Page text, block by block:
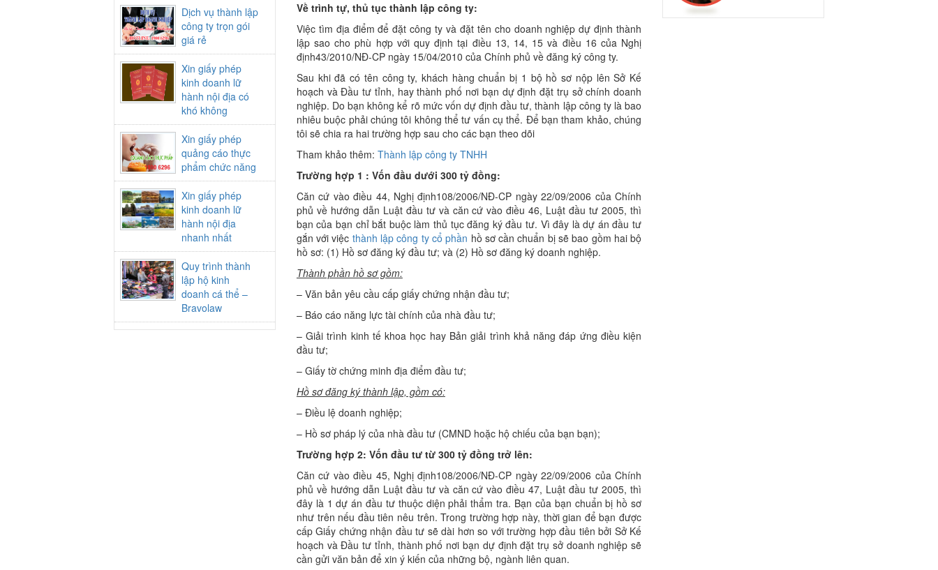
Dịch vụ thành lập
công ty trọn gói
giá rẻ
Xin giấy phép
kinh doanh lữ
hành nội địa có
khó không
Xin giấy phép
quảng cáo thực
phẩm chức năng
Xin giấy phép
kinh doanh lữ
hành nội địa
nhanh nhất
Quy trình thành
lập hộ kinh
doanh cá thể –
Bravolaw
Về trình tự, thủ tục thành lập công ty:
Việc tìm địa điểm để đặt công ty và đặt tên cho doanh nghiệp dự định thành
lập sao cho phù hợp với quy định tại điều 13, 14, 15 và điều 16 của Nghị
định43/2010/NĐ-CP ngày 15/04/2010 của Chính phủ về đăng ký công ty.
Sau khi đã có tên công ty, khách hàng chuẩn bị 1 bộ hồ sơ nộp lên Sở Kế
hoạch và Đầu tư tỉnh, hay thành phố nơi bạn dự định đặt trụ sở chính doanh
nghiệp. Do bạn không kể rõ mức vốn dự định đầu tư, thành lập công ty là bao
nhiêu buộc phải chúng tôi không thể tư vấn cụ thể. Để bạn tham khảo, chúng
tôi sẽ chia ra hai trường hợp sau cho các bạn theo dõi
Tham khảo thêm: Thành lập công ty TNHH
Trường hợp 1 : Vốn đầu dưới 300 tỷ đồng:
Căn cứ vào điều 44, Nghị định108/2006/NĐ-CP ngày 22/09/2006 của Chính
phủ về hướng dẫn Luật đầu tư và căn cứ vào điều 46, Luật đầu tư 2005, thì
bạn của bạn chỉ bắt buộc làm thủ tục đăng ký đầu tư. Vì đây là dự án đầu tư
gắn với việc thành lập công ty cổ phần hồ sơ cần chuẩn bị sẽ bao gồm hai bộ
hồ sơ: (1) Hồ sơ đăng ký đầu tư; và (2) Hồ sơ đăng ký doanh nghiệp.
Thành phần hồ sơ gồm:
– Văn bản yêu cầu cấp giấy chứng nhận đầu tư;
– Báo cáo năng lực tài chính của nhà đầu tư;
– Giải trình kinh tế khoa học hay Bản giải trình khả năng đáp ứng điều kiện
đầu tư;
– Giấy tờ chứng minh địa điểm đầu tư;
Hồ sơ đăng ký thành lập, gồm có:
– Điều lệ doanh nghiệp;
– Hồ sơ pháp lý của nhà đầu tư (CMND hoặc hộ chiếu của bạn bạn);
Trường hợp 2: Vốn đầu tư từ 300 tỷ đồng trở lên:
Căn cứ vào điều 45, Nghị định108/2006/NĐ-CP ngày 22/09/2006 của Chính
phủ về hướng dẫn Luật đầu tư và căn cứ vào điều 47, Luật đầu tư 2005, thì
đây là 1 dự án đầu tư thuộc diện phải thẩm tra. Bạn của bạn chuẩn bị hồ sơ
như trên nếu đầu tiên nêu trên. Trong trường hợp này, thời gian để bạn được
cấp Giấy chứng nhận đầu tư sẽ dài hơn so với trường hợp đầu tiên bởi Sở Kế
hoạch và Đầu tư tỉnh, thành phố nơi bạn dự định đặt trụ sở doanh nghiệp sẽ
cần gửi văn bản để xin ý kiến của những bộ, ngành liên quan.